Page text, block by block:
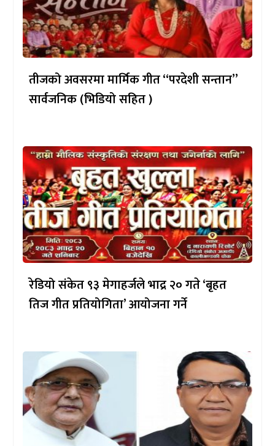
तीजको अवसरमा मार्मिक गीत “परदेशी सन्तान”
सार्वजनिक (भिडियो सहित )
रेडियो संकेत ९३ मेगाहर्जले भाद्र २० गते ‘बृहत
तिज गीत प्रतियोगिता’ आयोजना गर्ने